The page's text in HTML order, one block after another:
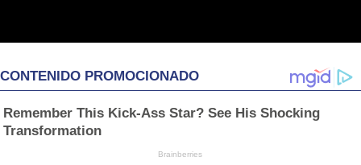
CONTENIDO PROMOCIONADO
Remember This Kick-Ass Star? See His Shocking
Transformation
Brainberries